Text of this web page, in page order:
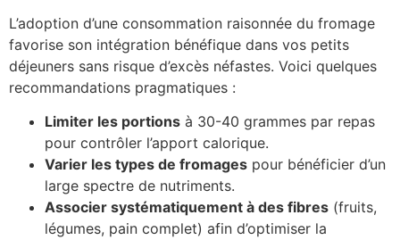
L’adoption d’une consommation raisonnée du fromage
favorise son intégration bénéfique dans vos petits
déjeuners sans risque d’excès néfastes. Voici quelques
recommandations pragmatiques :
Limiter les portions à 30-40 grammes par repas
pour contrôler l’apport calorique.
Varier les types de fromages pour bénéficier d’un
large spectre de nutriments.
Associer systématiquement à des fibres (fruits,
légumes, pain complet) afin d’optimiser la